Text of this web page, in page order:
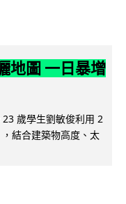
地圖 一日暴增
23 歲學生劉敏俊利用 2
結合建築物高度、太